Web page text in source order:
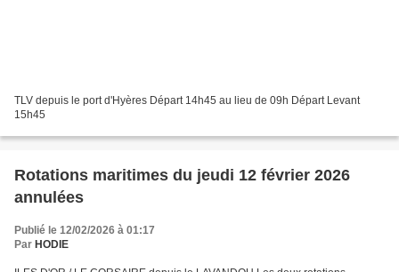
TLV depuis le port d'Hyères Départ 14h45 au lieu de 09h Départ Levant
15h45
Rotations maritimes du jeudi 12 février 2026
annulées
Publié le 12/02/2026 à 01:17
Par HODIE